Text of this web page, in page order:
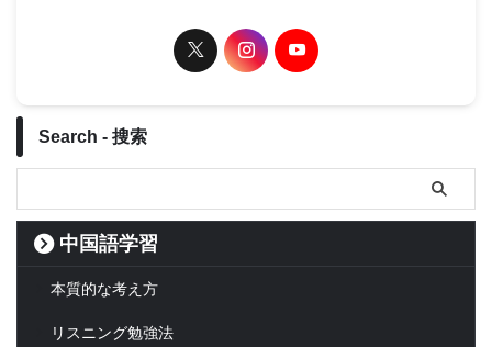
Search - 搜索
中国語学習
本質的な考え方
リスニング勉強法